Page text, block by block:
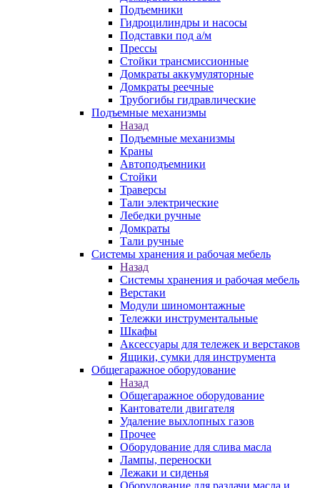
Подъемники
Гидроцилиндры и насосы
Подставки под а/м
Прессы
Стойки трансмиссионные
Домкраты аккумуляторные
Домкраты реечные
Трубогибы гидравлические
Подъемные механизмы
Назад
Подъемные механизмы
Краны
Автоподъемники
Стойки
Траверсы
Тали электрические
Лебедки ручные
Домкраты
Тали ручные
Системы хранения и рабочая мебель
Назад
Системы хранения и рабочая мебель
Верстаки
Модули шиномонтажные
Тележки инструментальные
Шкафы
Аксессуары для тележек и верстаков
Ящики, сумки для инструмента
Общегаражное оборудование
Назад
Общегаражное оборудование
Кантователи двигателя
Удаление выхлопных газов
Прочее
Оборудование для слива масла
Лампы, переноски
Лежаки и сиденья
Оборудование для раздачи масла и